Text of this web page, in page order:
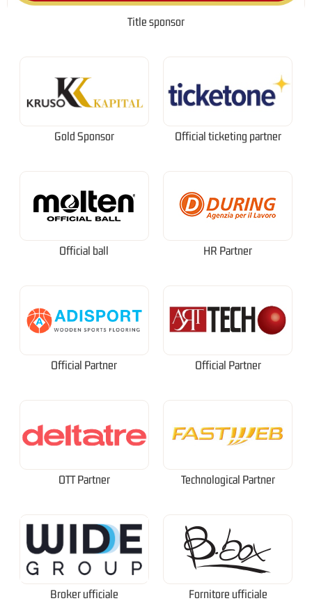
Title sponsor
Gold Sponsor Official ticketing partner
Official ball HR Partner
Official Partner Official Partner
OTT Partner Technological Partner
Broker ufficiale Fornitore ufficiale